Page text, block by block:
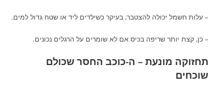
– עלות חשמל יכולה להצטבר, בעיקר כשילדים ליד או שטח גדול למים.
– כן, קצת יותר שריפה בכיס אם לא שומרים על הרגלים נכונים.
תחזוקה מונעת – ה-כוכב החסר שכולם
שוכחים